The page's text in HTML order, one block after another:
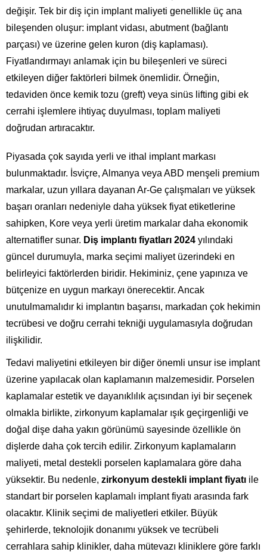
değişir. Tek bir diş için implant maliyeti genellikle üç ana
bileşenden oluşur: implant vidası, abutment (bağlantı
parçası) ve üzerine gelen kuron (diş kaplaması).
Fiyatlandırmayı anlamak için bu bileşenleri ve süreci
etkileyen diğer faktörleri bilmek önemlidir. Örneğin,
tedaviden önce kemik tozu (greft) veya sinüs lifting gibi ek
cerrahi işlemlere ihtiyaç duyulması, toplam maliyeti
doğrudan artıracaktır.
Piyasada çok sayıda yerli ve ithal implant markası
bulunmaktadır. İsviçre, Almanya veya ABD menşeli premium
markalar, uzun yıllara dayanan Ar-Ge çalışmaları ve yüksek
başarı oranları nedeniyle daha yüksek fiyat etiketlerine
sahipken, Kore veya yerli üretim markalar daha ekonomik
alternatifler sunar. Diş implantı fiyatları 2024 yılındaki
güncel durumuyla, marka seçimi maliyet üzerindeki en
belirleyici faktörlerden biridir. Hekiminiz, çene yapınıza ve
bütçenize en uygun markayı önerecektir. Ancak
unutulmamalıdır ki implantın başarısı, markadan çok hekimin
tecrübesi ve doğru cerrahi tekniği uygulamasıyla doğrudan
ilişkilidir.
Tedavi maliyetini etkileyen bir diğer önemli unsur ise implant
üzerine yapılacak olan kaplamanın malzemesidir. Porselen
kaplamalar estetik ve dayanıklılık açısından iyi bir seçenek
olmakla birlikte, zirkonyum kaplamalar ışık geçirgenliği ve
doğal dişe daha yakın görünümü sayesinde özellikle ön
dişlerde daha çok tercih edilir. Zirkonyum kaplamaların
maliyeti, metal destekli porselen kaplamalara göre daha
yüksektir. Bu nedenle, zirkonyum destekli implant fiyatı ile
standart bir porselen kaplamalı implant fiyatı arasında fark
olacaktır. Klinik seçimi de maliyetleri etkiler. Büyük
şehirlerde, teknolojik donanımı yüksek ve tecrübeli
cerrahlara sahip klinikler, daha mütevazı kliniklere göre farklı